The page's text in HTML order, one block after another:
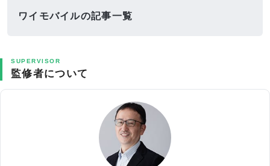
ワイモバイルの記事一覧
SUPERVISOR
監修者について